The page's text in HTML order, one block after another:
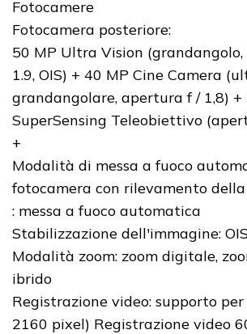
Fotocamere
Fotocamera posteriore:
50 MP Ultra Vision
1.9, OIS) + 40 MP Cine Camera
grandangolare, apertura f / 1,8) +
SuperSensing Teleobiettivo
+
Modalità di messa a fuoco
fotocamera con rilevamento
: messa a fuoco automatica
Stabilizzazione dell'immagine:
Modalità zoom: zoom digitale,
ibrido
Registrazione video: supporto
2160 pixel) Registrazione video